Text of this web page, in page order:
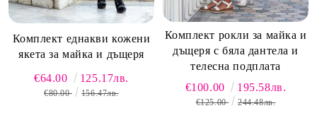
Комплект еднакви кожени
якета за майка и дъщеря
€64.00 125.17лв.
€80.00 156.47лв.
Комплект рокли за майка и
дъщеря с бяла дантела и
телесна подплата
€100.00 195.58лв.
€125.00 244.48лв.